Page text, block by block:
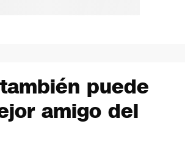
puede
amigo del